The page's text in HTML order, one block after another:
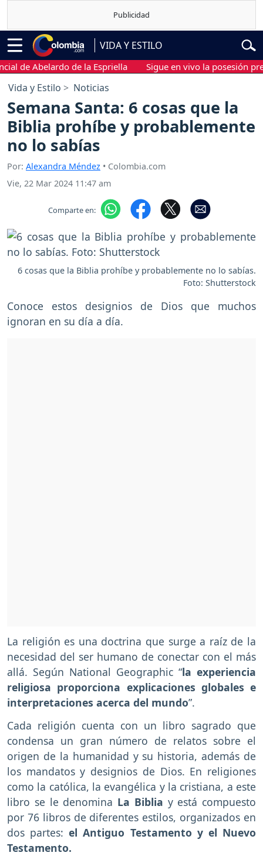
VIDA Y ESTILO
Abelardo de la Espriella Sigue en vivo la posesión
Vida y Estilo Noticias
Semana Santa: 6 cosas que la
Biblia prohíbe y probablemente
no lo sabías
Por: Alexandra Méndez • Colombia.com
Vie, 22 Mar 2024 11:47 am
Comparte en:
6 cosas que la Biblia prohíbe y probablemente no lo sabías.
Foto: Shutterstock
Conoce estos designios de Dios que muchos
ignoran en su día a día.
La religión es una doctrina que surge a raíz de la
necesidad del ser humano de conectar con el más
allá. Según National Geographic “la experiencia
religiosa proporciona explicaciones globales e
interpretaciones acerca del mundo”.
Cada religión cuenta con un libro sagrado que
condensa un gran número de relatos sobre el
origen de la humanidad y su historia, además de
los mandatos y designios de Dios. En religiones
como la católica, la evangélica y la cristiana, a este
libro se le denomina La Biblia y está compuesto
por 76 libros de diferentes estilos, organizados en
dos partes: el Antiguo Testamento y el Nuevo
Testamento.